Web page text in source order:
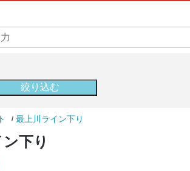
最上川ライン下り
下り